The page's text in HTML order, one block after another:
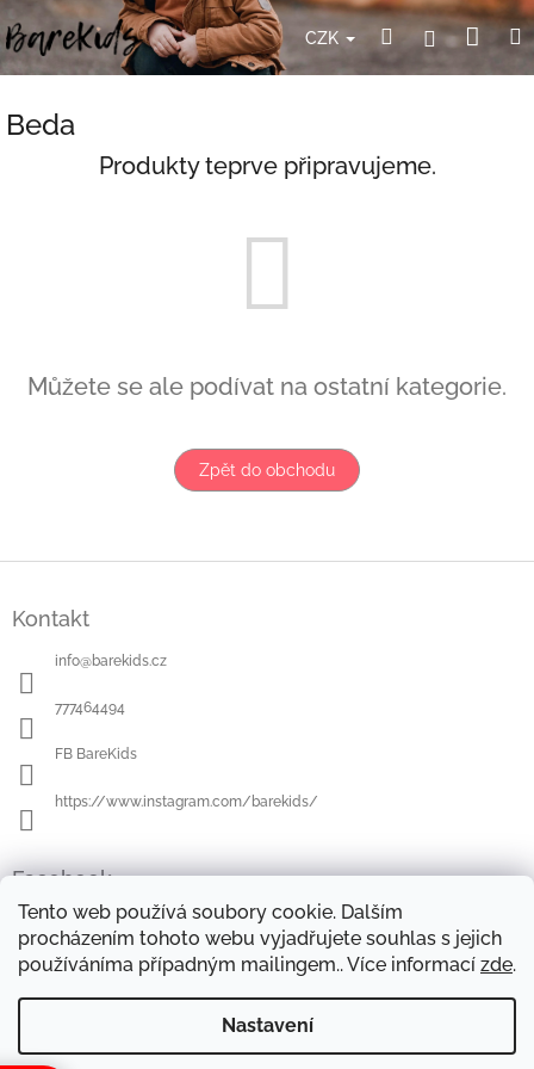
Tento web používá soubory cookie. Dalším
procházením tohoto webu vyjadřujete souhlas s jejich
používáníma případným mailingem.. Více informací zde.
Nastavení
Přejít
na
obsah
CZK HledatPřihlášení
Beda
Produkty teprve připravujeme.
Můžete se ale podívat na ostatní kategorie.
Zpět do obchodu
Kontakt
info@barekids.cz
777464494
FB BareKids
https://www.instagram.com/barekids/
Facebook
FORMULÁŘE KE STAŽENÍ